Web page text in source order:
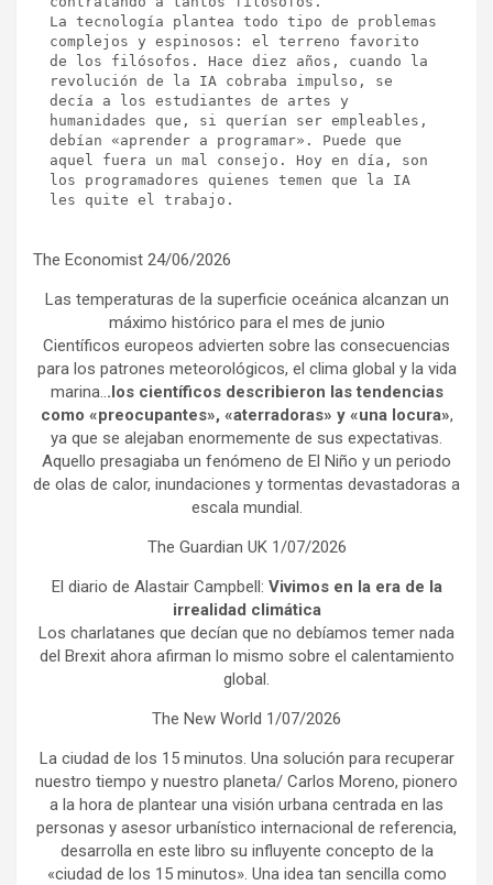
La tecnología plantea todo tipo de problemas
complejos y espinosos: el terreno favorito
de los filósofos. Hace diez años, cuando la
revolución de la IA cobraba impulso, se
decía a los estudiantes de artes y
humanidades que, si querían ser empleables,
debían «aprender a programar». Puede que
aquel fuera un mal consejo. Hoy en día, son
los programadores quienes temen que la IA
les quite el trabajo.
The Economist 24/06/2026
Las temperaturas de la superficie oceánica alcanzan un
máximo histórico para el mes de junio
Científicos europeos advierten sobre las consecuencias
para los patrones meteorológicos, el clima global y la vida
marina...los científicos describieron las tendencias
como «preocupantes», «aterradoras» y «una locura»,
ya que se alejaban enormemente de sus expectativas.
Aquello presagiaba un fenómeno de El Niño y un periodo
de olas de calor, inundaciones y tormentas devastadoras a
escala mundial.
The Guardian UK 1/07/2026
El diario de Alastair Campbell: Vivimos en la era de la
irrealidad climática
Los charlatanes que decían que no debíamos temer nada
del Brexit ahora afirman lo mismo sobre el calentamiento
global.
The New World 1/07/2026
La ciudad de los 15 minutos. Una solución para recuperar
nuestro tiempo y nuestro planeta/ Carlos Moreno, pionero
a la hora de plantear una visión urbana centrada en las
personas y asesor urbanístico internacional de referencia,
desarrolla en este libro su influyente concepto de la
«ciudad de los 15 minutos». Una idea tan sencilla como